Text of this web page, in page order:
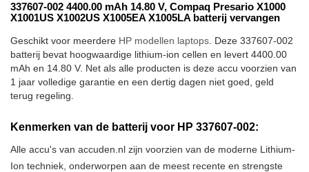
337607-002 4400.00 mAh 14.80 V, Compaq Presario X1000
X1001US X1002US X1005EA X1005LA batterij vervangen
Geschikt voor meerdere HP modellen laptops . Deze 337607-002
batterij bevat hoogwaardige lithium-ion cellen en levert 4400.00
mAh en 14.80 V. Net als alle producten is deze accu voorzien van
1 jaar volledige garantie en een dertig dagen niet goed, geld
terug regeling.
Kenmerken van de batterij voor HP 337607-002:
Alle accu's van accuden.nl zijn voorzien van de moderne Lithium-
Ion techniek, onderworpen aan de meest recente en strengste